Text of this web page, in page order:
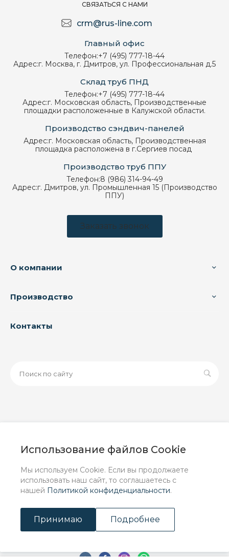
Использование файлов Cookie
Мы используем Cookie. Если вы продолжаете
использовать наш сайт, то соглашаетесь с
нашей Политикой конфиденциальности.
Принимаю Подробнее
СВЯЗАТЬСЯ С НАМИ
crm@rus-line.com
Главный офис
Телефон:+7 (495) 777-18-44
Адрес:г. Москва, г. Дмитров, ул. Профессиональная д.5
Склад труб ПНД
Телефон:+7 (495) 777-18-44
Адрес:г. Московская область, Производственные
площадки расположенные в Калужской области.
Производство сэндвич-панелей
Адрес:г. Московская область, Производственная
площадка расположена в г.Сергиев посад
Производство труб ППУ
Телефон:8 (986) 314-94-49
Адрес:г. Дмитров, ул. Промышленная 15 (Производство
ППУ)
Заказать звонок
О компании
Производство
Контакты
информационный характер и ни при каких условиях не
положениями Статьи 437 (2) ГК РФ.